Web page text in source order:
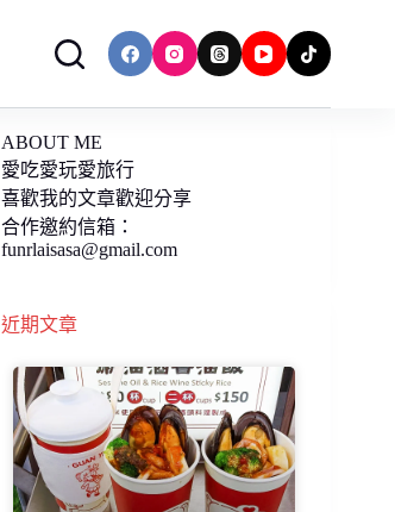
ABOUT ME
愛吃愛玩愛旅行
喜歡我的文章歡迎分享
合作邀約信箱：
funrlaisasa@gmail.com
近期文章